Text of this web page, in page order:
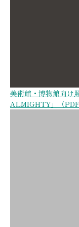
美術館・博物館向け
ALMIGHTY」（PDF